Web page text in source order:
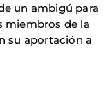
un ambigú para
miembros de la
su aportación a